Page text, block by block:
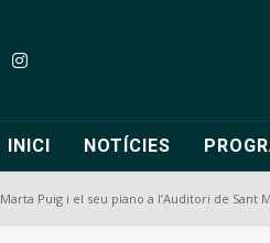
INICI NOTÍCIES
Marta Puig i el seu piano a l’Auditori de Sant